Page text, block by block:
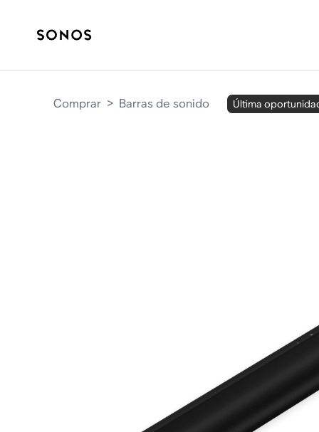
Comprar > Barras de sonido Última